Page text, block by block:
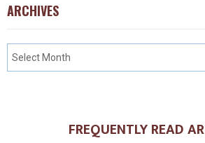
ARCHIVES
FREQUENTLY READ